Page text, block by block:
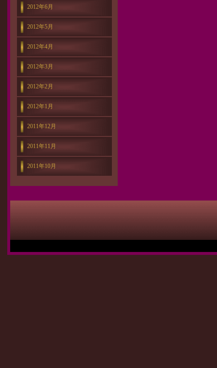
2012年6月
2012年5月
2012年4月
2012年3月
2012年2月
2012年1月
2011年12月
2011年11月
2011年10月